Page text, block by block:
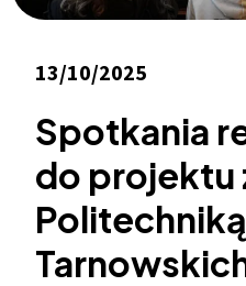
13/10/2025
Spotkania
do projektu